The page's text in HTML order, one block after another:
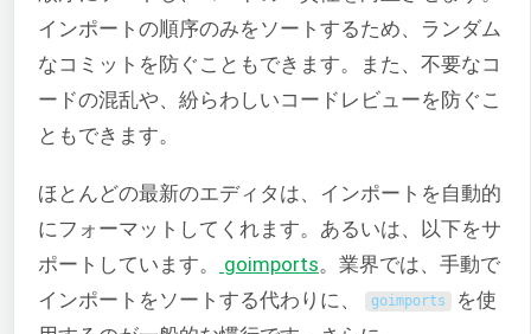
インポートの順序のみをソートするため、ランダム
なコミットを防ぐこともできます。また、不要なコ
ードの混乱や、紛らわしいコードレビューを防ぐこ
ともできます。
ほとんどの最新のエディタは、インポートを自動的
にフォーマットしてくれます。あるいは、以下をサ
ポートしています。
goimports。業界では、手動で
インポートをソートする代わりに、
goimports を使